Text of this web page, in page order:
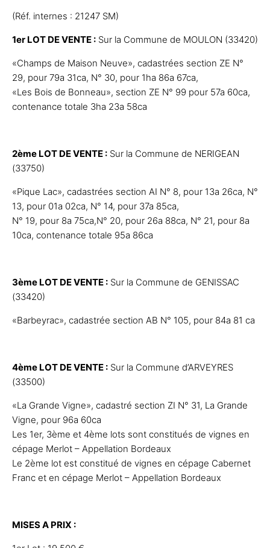
(Réf. internes : 21247 SM)
1er LOT DE VENTE : Sur la Commune de MOULON (33420)
«Champs de Maison Neuve», cadastrées section ZE N°
29, pour 79a 31ca, N° 30, pour 1ha 86a 67ca,
«Les Bois de Bonneau», section ZE N° 99 pour 57a 60ca,
contenance totale 3ha 23a 58ca
2ème LOT DE VENTE : Sur la Commune de NERIGEAN
(33750)
«Pique Lac», cadastrées section AI N° 8, pour 13a 26ca, N°
13, pour 01a 02ca, N° 14, pour 37a 85ca,
N° 19, pour 8a 75ca,N° 20, pour 26a 88ca, N° 21, pour 8a
10ca, contenance totale 95a 86ca
3ème LOT DE VENTE : Sur la Commune de GENISSAC
(33420)
«Barbeyrac», cadastrée section AB N° 105, pour 84a 81 ca
4ème LOT DE VENTE : Sur la Commune d’ARVEYRES
(33500)
«La Grande Vigne», cadastré section ZI N° 31, La Grande
Vigne, pour 96a 60ca
Les 1er, 3ème et 4ème lots sont constitués de vignes en
cépage Merlot – Appellation Bordeaux
Le 2ème lot est constitué de vignes en cépage Cabernet
Franc et en cépage Merlot – Appellation Bordeaux
MISES A PRIX :